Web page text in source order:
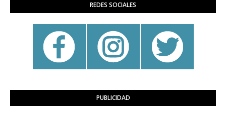
REDES SOCIALES
PUBLICIDAD